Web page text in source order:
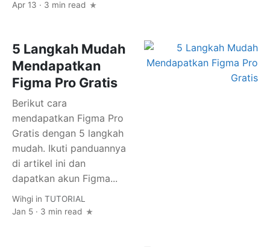
Apr 13 · 3 min read
5 Langkah Mudah
Mendapatkan
Figma Pro Gratis
Berikut cara
mendapatkan Figma Pro
Gratis dengan 5 langkah
mudah. Ikuti panduannya
di artikel ini dan
dapatkan akun Figma...
Wihgi in TUTORIAL
Jan 5 · 3 min read